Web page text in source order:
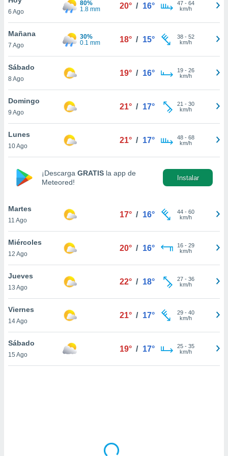
y
en
más
de
cookies
aceptar
de
sitio
de que
sean
para
ni para
6 Ago
80%
1.8 mm
20° / 16° 47- 64
km/h
Mañana
7 Ago
30%
0.1 mm
18° / 15° 38- 52
km/h
Sábado
8 Ago
19° / 16° 19- 26
km/h
Domingo
9 Ago
21° / 17° 21 - 30
km/h
Lunes
10 Ago
21° / 17° 48- 68
km/h
¡Descarga GRATIS la app de
Meteored!
Instalar
Martes
11 Ago
17° / 16° 44- 60
km/h
Miércoles
12 Ago
20° / 16° 16- 29
km/h
Jueves
13 Ago
22° / 18° 27- 36
km/h
Viernes
14 Ago
21° / 17° 29- 40
km/h
Sábado
15 Ago
19° / 17° 25- 35
km/h